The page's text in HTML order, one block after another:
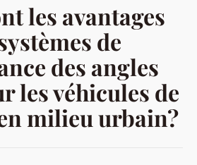
les avantages
de
des angles
les véhicules de
milieu urbain?